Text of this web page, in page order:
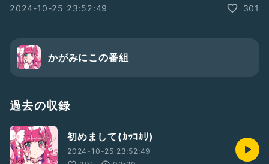
2024-10-25 23:52:49
301
かがみにこの番組
過去の収録
初めまして(ｶｯｺｶﾘ)
2024-10-25 23:52:49